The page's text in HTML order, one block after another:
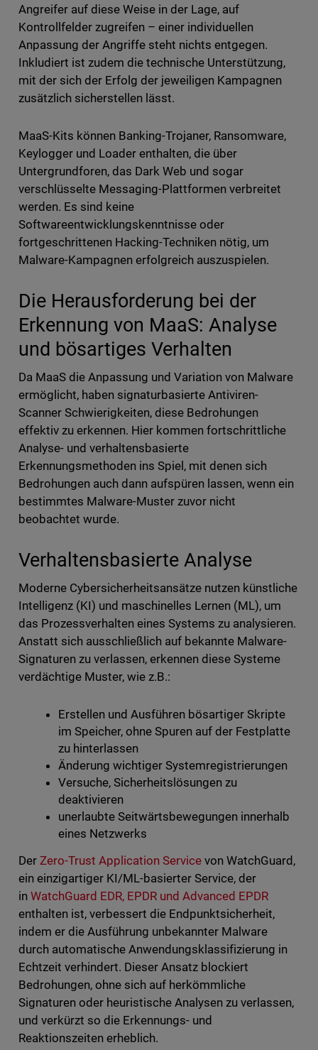
Angreifer auf diese Weise in der Lage, auf
Kontrollfelder zugreifen – einer individuellen
Anpassung der Angriffe steht nichts entgegen.
Inkludiert ist zudem die technische Unterstützung,
mit der sich der Erfolg der jeweiligen Kampagnen
zusätzlich sicherstellen lässt.
MaaS-Kits können Banking-Trojaner, Ransomware,
Keylogger und Loader enthalten, die über
Untergrundforen, das Dark Web und sogar
verschlüsselte Messaging-Plattformen verbreitet
werden. Es sind keine
Softwareentwicklungskenntnisse oder
fortgeschrittenen Hacking-Techniken nötig, um
Malware-Kampagnen erfolgreich auszuspielen.
Die Herausforderung bei der
Erkennung von MaaS: Analyse
und bösartiges Verhalten
Da MaaS die Anpassung und Variation von Malware
ermöglicht, haben signaturbasierte Antiviren-
Scanner Schwierigkeiten, diese Bedrohungen
effektiv zu erkennen. Hier kommen fortschrittliche
Analyse- und verhaltensbasierte
Erkennungsmethoden ins Spiel, mit denen sich
Bedrohungen auch dann aufspüren lassen, wenn ein
bestimmtes Malware-Muster zuvor nicht
beobachtet wurde.
Verhaltensbasierte Analyse
Moderne Cybersicherheitsansätze nutzen künstliche
Intelligenz (KI) und maschinelles Lernen (ML), um
das Prozessverhalten eines Systems zu analysieren.
Anstatt sich ausschließlich auf bekannte Malware-
Signaturen zu verlassen, erkennen diese Systeme
verdächtige Muster, wie z.B.:
Erstellen und Ausführen bösartiger Skripte
im Speicher, ohne Spuren auf der Festplatte
zu hinterlassen
Änderung wichtiger Systemregistrierungen
Versuche, Sicherheitslösungen zu
deaktivieren
unerlaubte Seitwärtsbewegungen innerhalb
eines Netzwerks
Der Zero-Trust Application Service von WatchGuard,
ein einzigartiger KI/ML-basierter Service, der
in WatchGuard EDR, EPDR und Advanced EPDR
enthalten ist, verbessert die Endpunktsicherheit,
indem er die Ausführung unbekannter Malware
durch automatische Anwendungsklassifizierung in
Echtzeit verhindert. Dieser Ansatz blockiert
Bedrohungen, ohne sich auf herkömmliche
Signaturen oder heuristische Analysen zu verlassen,
und verkürzt so die Erkennungs- und
Reaktionszeiten erheblich.